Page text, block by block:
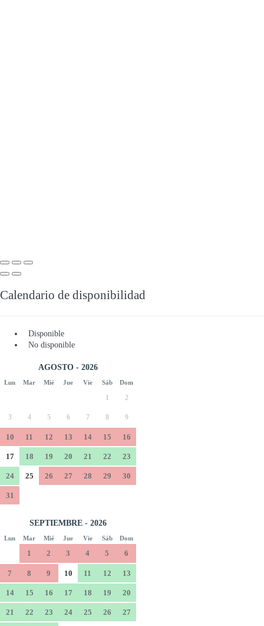
Calendario de disponibilidad
Disponible
No disponible
AGOSTO - 2026
Lun Mar Mié Jue Vie Sáb Dom
1 2
3 4 5 6 7 8 9
10 11 12 13 14 15 16
17 18 19 20 21 22 23
24 25 26 27 28 29 30
31
SEPTIEMBRE - 2026
Lun Mar Mié Jue Vie Sáb Dom
1 2 3 4 5 6
7 8 9 10 11 12 13
14 15 16 17 18 19 20
21 22 23 24 25 26 27